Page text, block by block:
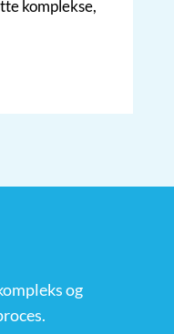
komplekse,
og